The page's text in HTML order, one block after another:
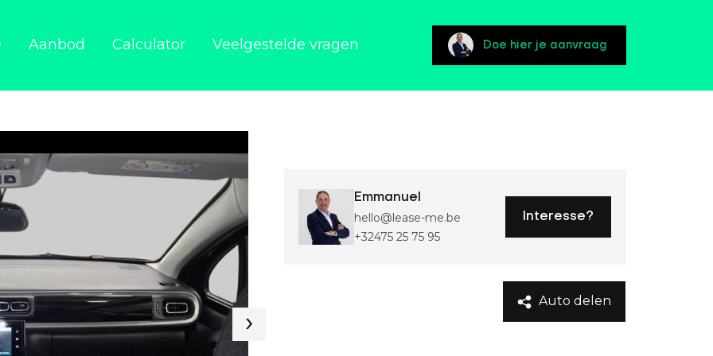
Aanbod Calculator Veelgestelde vragen Doe hier je aanvraag
Emmanuel
hello@lease-me.be
+32475 25 75 95
Interesse?
Auto delen